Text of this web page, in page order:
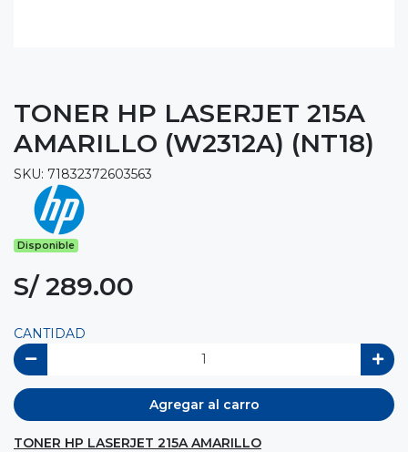
TONER HP LASERJET 215A
AMARILLO (W2312A) (NT18)
SKU: 71832372603563
Disponible
S/ 289.00
CANTIDAD
Agregar al carro
TONER HP LASERJET 215A AMARILLO